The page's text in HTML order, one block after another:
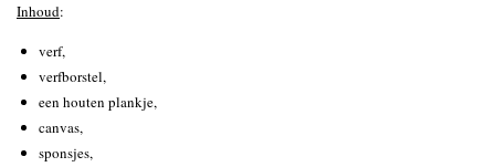
Inhoud:
verf,
verfborstel,
een houten plankje,
canvas,
sponsjes,